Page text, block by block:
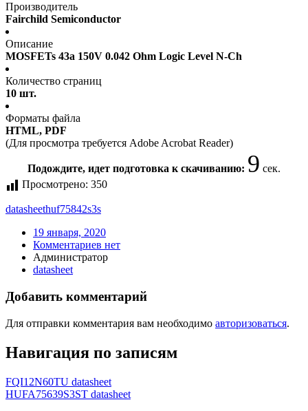
Производитель
Fairchild Semiconductor
Описание
MOSFETs 43a 150V 0.042 Ohm Logic Level N-Ch
Количество страниц
10 шт.
Форматы файла
HTML, PDF
(Для просмотра требуется Adobe Acrobat Reader)
Подождите, идет подготовка к скачиванию: 9 сек.
Просмотрено: 350
datasheethuf75842s3s
19 января, 2020
Комментариев нет
Администратор
datasheet
Добавить комментарий
Для отправки комментария вам необходимо авторизоваться.
Навигация по записям
FQI12N60TU datasheet
HUFA75639S3ST datasheet